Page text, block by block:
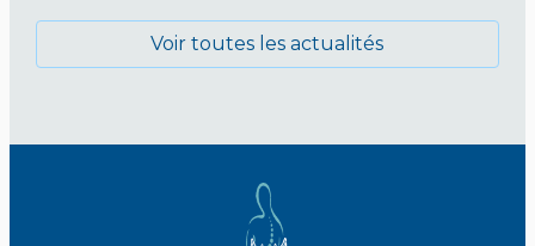
Voir toutes les actualités